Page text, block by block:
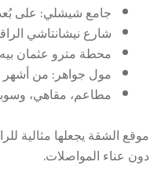
جامع شيشلي: على
شارع نيشانتاشي
محطة مترو عثمان بيه: 4 دقائق
مول جواهر: من أشهر
مطاعم، مقاهي،
موقع الشقة يجعلها مثالية
دون عناء المواصلات.